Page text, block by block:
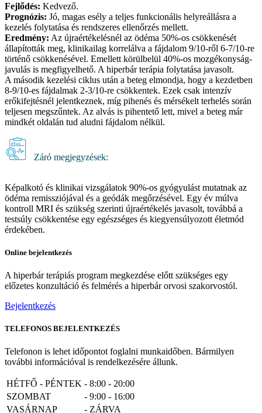
Fejlődés: Kedvező.
Prognózis: Jó, magas esély a teljes funkcionális helyreállásra a
kezelés folytatása és rendszeres ellenőrzés mellett.
Eredmény: Az újraértékelésnél az ödéma 50%-os csökkenését
állapították meg, klinikailag korrelálva a fájdalom 9/10-ről 6-7/10-re
történő csökkenésével. Emellett körülbelül 40%-os mozgékonyság-
javulás is megfigyelhető. A hiperbár terápia folytatása javasolt.
A második kezelési ciklus után a beteg elmondja, hogy a kezdetben
8-9/10-es fájdalmak 2-3/10-re csökkentek. Ezek csak intenzív
erőkifejtésnél jelentkeznek, míg pihenés és mérsékelt terhelés során
teljesen megszűntek. Az alvás is pihentető lett, mivel a beteg már
mindkét oldalán tud aludni fájdalom nélkül.
Záró megjegyzések:
Képalkotó és klinikai vizsgálatok 90%-os gyógyulást mutatnak az
ödéma remissziójával és a geódák megőrzésével. Egy év múlva
kontroll MRI és szükség szerinti újraértékelés javasolt, továbbá a
testsúly csökkentése egy egészséges és kiegyensúlyozott életmód
érdekében.
Online bejelentkezés
A hiperbár terápiás program megkezdése előtt szükséges egy
előzetes konzultáció és felmérés a hiperbár orvosi szakorvostól.
Bejelentkezés
TELEFONOS BEJELENTKEZÉS
Telefonon is lehet időpontot foglalni munkaidőben. Bármilyen
további információval is rendelkezésére állunk.
HÉTFŐ - PÉNTEK - 8:00 - 20:00
SZOMBAT
- 9:00 - 16:00
VASÁRNAP
- ZÁRVA